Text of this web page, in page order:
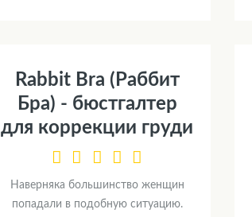
Rabbit Bra (Раббит
Бра) - бюстгалтер
для коррекции груди
Наверняка большинство женщин
попадали в подобную ситуацию.